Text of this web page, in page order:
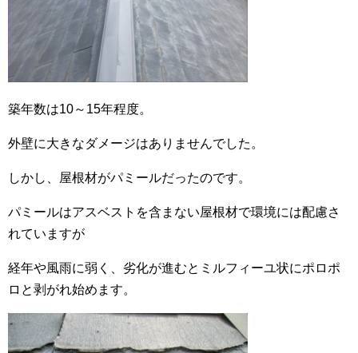
築年数は10～15年程度。
外壁に大きなダメージはありませんでした。
しかし、屋根材がパミールだったのです。
パミールはアスベストを含まない屋根材で環境には配慮さ
れていますが
経年や風雨に弱く、劣化が進むとミルフィーユ状にポロポ
ロと剥がれ始めます。